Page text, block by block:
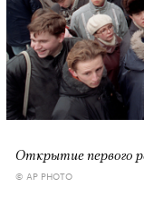
Открытие первого
© AP PHOTO